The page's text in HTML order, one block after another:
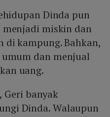
Dinda pun
miskin dan
di kampung. Bahkan,
dan menjual
uang.
banyak
Dinda. Walaupun